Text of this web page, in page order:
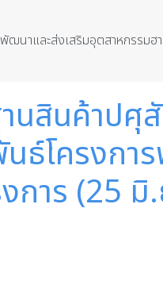
ฒนาและส่งเสริมอุตสาหกรรม
นสินค้าปศุ
นธ์โครงก
การ (25